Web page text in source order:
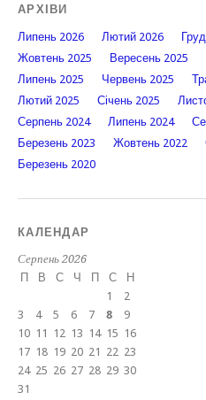
АРХІВИ
Липень 2026 Лютий 2026
Жовтень 2025
Вересень 2025
Липень 2025
Червень 2025
Лютий 2025
Січень 2025
Серпень 2024
Липень 2024
Березень 2023
Жовтень 2022
Березень 2020
КАЛЕНДАР
Серпень 2026
П
В С Ч П С Н
1
2
3
4 5 6 7 8
9
10 11 12 13 14 15 16
17 18 19 20 21 22 23
24 25 26 27 28 29 30
31